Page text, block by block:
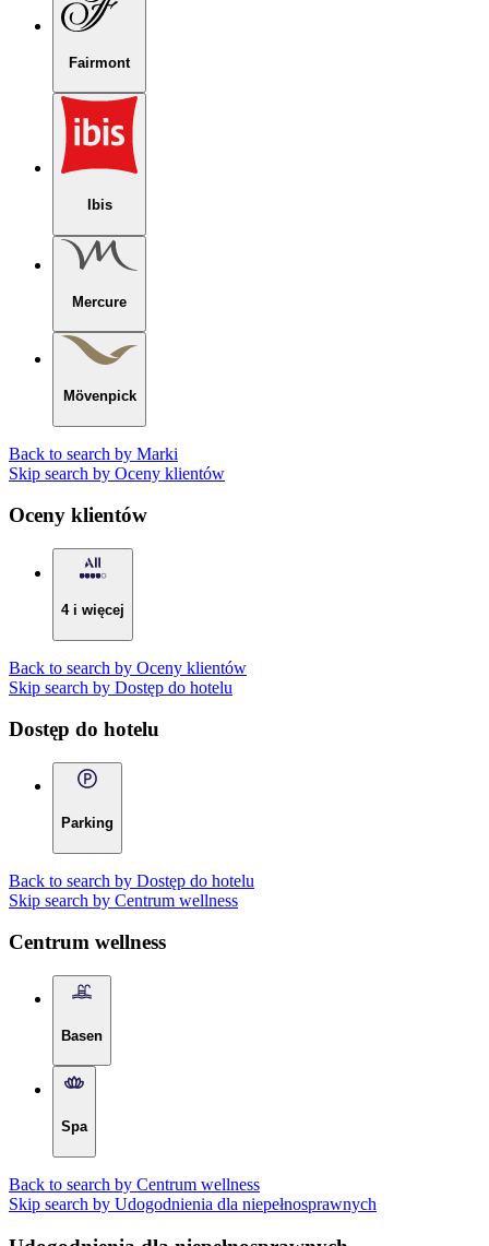
Fairmont
Ibis
Mercure
Mövenpick
Back to search by Marki
Skip search by Oceny klientów
Oceny klientów
4 i więcej
Back to search by Oceny klientów
Skip search by Dostęp do hotelu
Dostęp do hotelu
Parking
Back to search by Dostęp do hotelu
Skip search by Centrum wellness
Centrum wellness
Basen
Spa
Back to search by Centrum wellness
Skip search by Udogodnienia dla niepełnosprawnych